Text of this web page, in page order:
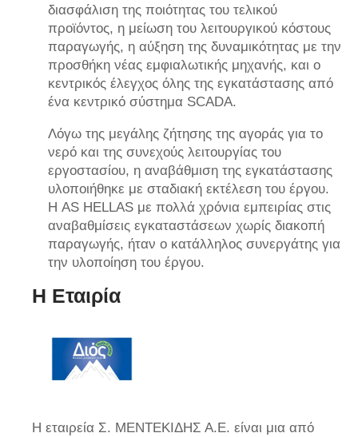
διασφάλιση της ποιότητας του τελικού
προϊόντος, η μείωση του λειτουργικού κόστους
παραγωγής, η αύξηση της δυναμικότητας με την
προσθήκη νέας εμφιαλωτικής μηχανής, και ο
κεντρικός έλεγχος όλης της εγκατάστασης από
ένα κεντρικό σύστημα SCADA.
Λόγω της μεγάλης ζήτησης της αγοράς για το
νερό και της συνεχούς λειτουργίας του
εργοστασίου, η αναβάθμιση της εγκατάστασης
υλοποιήθηκε με σταδιακή εκτέλεση του έργου.
Η AS HELLAS με πολλά χρόνια εμπειρίας στις
αναβαθμίσεις εγκαταστάσεων χωρίς διακοπή
παραγωγής, ήταν ο κατάλληλος συνεργάτης για
την υλοποίηση του έργου.
Η Εταιρία
Η εταιρεία Σ. ΜΕΝΤΕΚΙΔΗΣ Α.Ε. είναι μια από